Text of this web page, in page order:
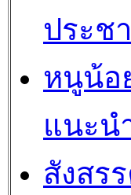
ประช
หนูน้อ
แนะน
สังสร